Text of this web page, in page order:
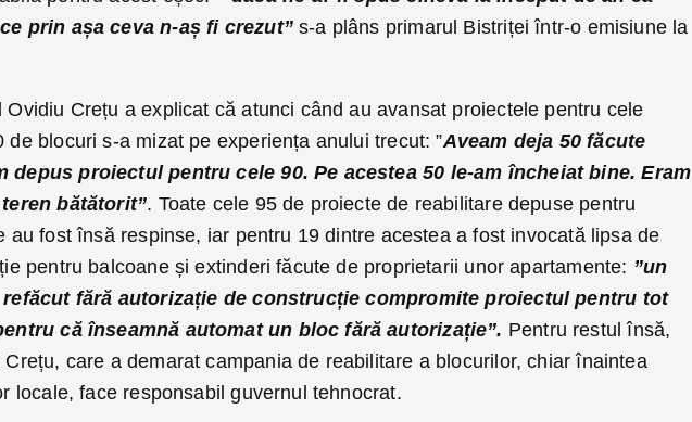
prin așa ceva n-aș fi crezut”s-a plâns primarul Bistriței într-o emisiune la
Ovidiu Crețu a explicat că atunci când au avansat proiectele pentru cele
de blocuri s-a mizat pe experiența anului trecut: ”Aveam deja 50 făcute
depus proiectul pentru cele 90. Pe acestea 50 le-am încheiat bine. Eram
bătătorit”. Toate cele 95 de proiecte de reabilitare depuse pentru
au fost însă respinse, iar pentru 19 dintre acestea a fost invocată lipsa de
pentru balcoane și extinderi făcute de proprietarii unor apartamente: ”un
fără autorizație de construcție compromite proiectul pentru tot
că înseamnă automat un bloc fără autorizație”. Pentru restul însă,
Crețu, care a demarat campania de reabilitare a blocurilor, chiar înaintea
locale, face responsabil guvernul tehnocrat.